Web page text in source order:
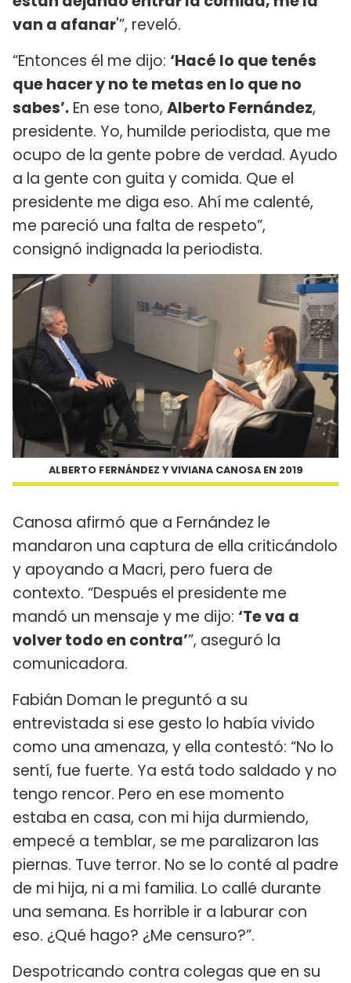
van a afanar'”, reveló.
“Entonces él me dijo: ‘Hacé lo que tenés
que hacer y no te metas en lo que no
sabes’. En ese tono, Alberto Fernández,
presidente. Yo, humilde periodista, que me
ocupo de la gente pobre de verdad. Ayudo
a la gente con guita y comida. Que el
presidente me diga eso. Ahí me calenté,
me pareció una falta de respeto”,
consignó indignada la periodista.
ALBERTO FERNÁNDEZ Y VIVIANA CANOSA EN 2019
Canosa afirmó que a Fernández le
mandaron una captura de ella criticándolo
y apoyando a Macri, pero fuera de
contexto. “Después el presidente me
mandó un mensaje y me dijo: ‘Te va a
volver todo en contra’”, aseguró la
comunicadora.
Fabián Doman le preguntó a su
entrevistada si ese gesto lo había vivido
como una amenaza, y ella contestó: “No lo
sentí, fue fuerte. Ya está todo saldado y no
tengo rencor. Pero en ese momento
estaba en casa, con mi hija durmiendo,
empecé a temblar, se me paralizaron las
piernas. Tuve terror. No se lo conté al padre
de mi hija, ni a mi familia. Lo callé durante
una semana. Es horrible ir a laburar con
eso. ¿Qué hago? ¿Me censuro?”.
Despotricando contra colegas que en su